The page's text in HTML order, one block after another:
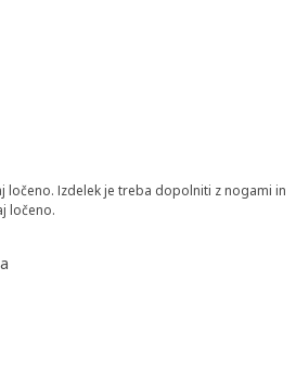
4.7 od skupno 5 zvezdic.
ločeno. Izdelek je treba dopolniti z nogami in
ločeno.